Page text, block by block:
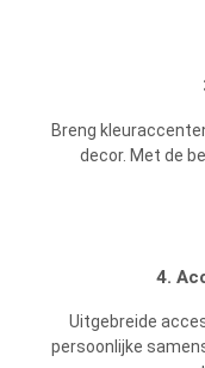
Breng
decor. Met de
4.
Uitgebreide
persoonlijke